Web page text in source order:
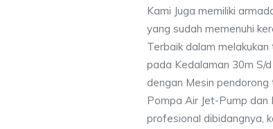
Kami Juga memiliki
yang sudah memenuhi
Terbaik dalam
pada Kedalaman 30m S/
dengan Mesin
Pompa Air Jet-Pump dan
profesional dibidangnya,